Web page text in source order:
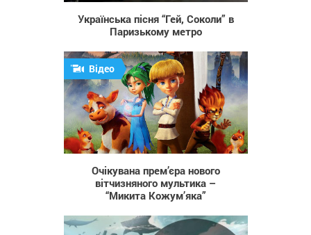
Українська пісня “Гей, Соколи” в
Паризькому метро
1 428
Відео
Очікувана прем’єра нового
вітчизняного мультика –
“Микита Кожум’яка”